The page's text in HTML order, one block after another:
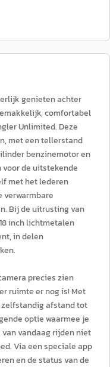
genieten achter
comfortabel
Unlimited. Deze
met een tellerstand
benzinemotor en
de uitstekende
met het lederen
verwarmbare
Bij de uitrusting van
inch lichtmetalen
in delen
precies zien
ruimte er nog is! Met
afstand tot
optie waarmee je
vandaag rijden niet
Via een speciale app
en de status van de